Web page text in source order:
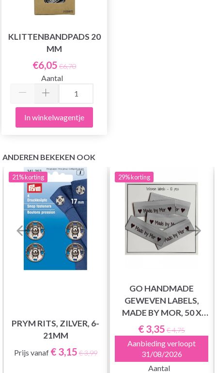
KLITTENBANDPADS 20
MM
€6,05 €6,70
Aantal
In winkelwagentje
ANDEREN BEKEKEN OOK
21%korting
PRYM RITS, ZILVER, 6-
21MM
Prijs vanaf € 3,15 € 3,99
29%korting
GO HANDMADE
GEWEVEN LABELS,
MADE BY MOR, 50 X
11,5 MM, 10 STUKS
€ 3,35 € 4,75
Aanbieding verloopt
31/08/2026
Aantal